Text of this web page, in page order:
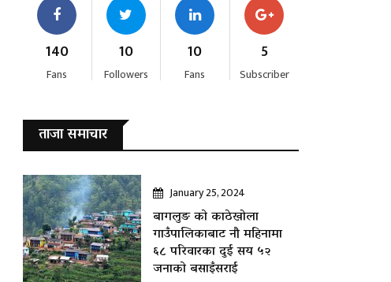
140
Fans
10
Followers
10
Fans
5
Subscriber
ताजा समाचार
January 25, 2024
बागलुङ काे काठेखोला
गाउँपालिकाबाट नौ महिनामा
६८ परिवारका दुई सय ५२
जनाकाे बसाइँसराई